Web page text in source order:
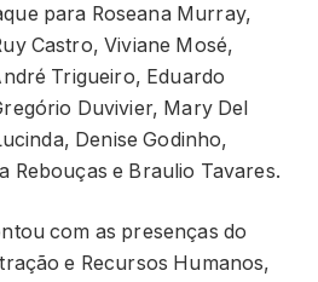
para Roseana Murray,
Castro, Viviane Mosé,
Trigueiro, Eduardo
Duvivier, Mary Del
Denise Godinho,
Rebouças e Braulio Tavares.
com as presenças do
e Recursos Humanos,